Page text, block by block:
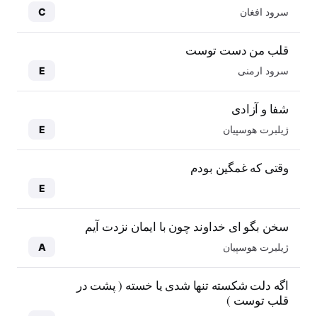
سرود افغان C
قلب من دست توست
سرود ارمنی E
شفا و آزادی
ژیلبرت هوسپیان E
وقتی که غمگین بودم
E
سخن بگو ای خداوند چون با ایمان نزدت آیم
ژیلبرت هوسپیان A
اگه دلت شکسته تنها شدی یا خسته ( پشت در
قلب توست )